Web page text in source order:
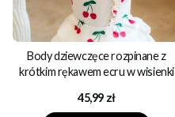
Body dziewczęce rozpinane z
krótkim rękawem ecru w wisienki
Cena
45,99 zł